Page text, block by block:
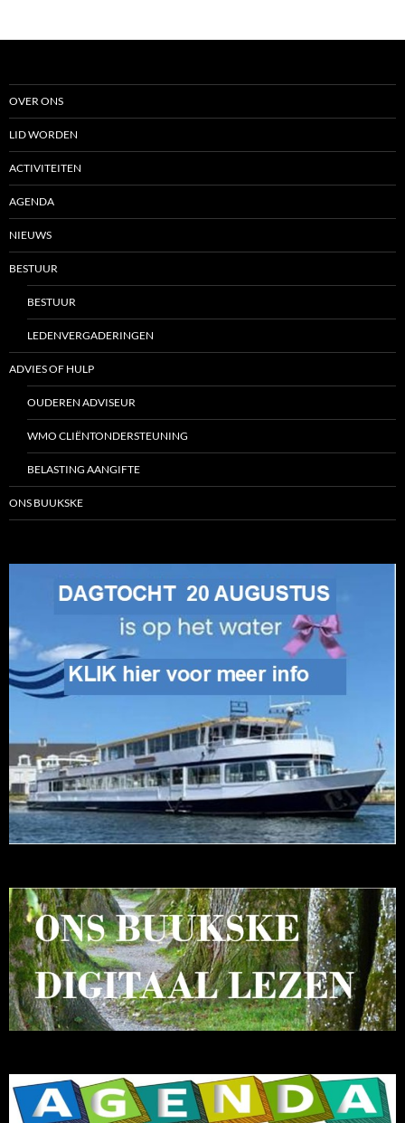
OVER ONS
LID WORDEN
ACTIVITEITEN
AGENDA
NIEUWS
BESTUUR
BESTUUR
LEDENVERGADERINGEN
ADVIES OF HULP
OUDEREN ADVISEUR
WMO CLIËNTONDERSTEUNING
BELASTING AANGIFTE
ONS BUUKSKE